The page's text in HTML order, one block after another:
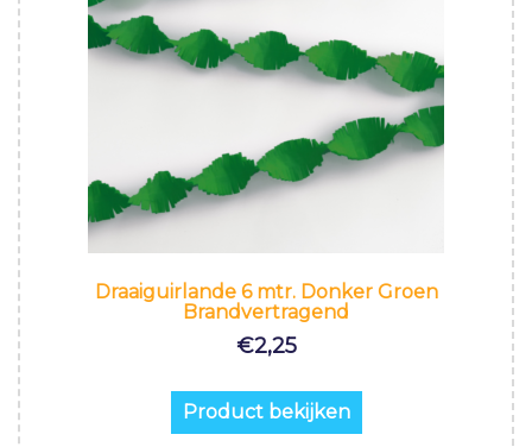
Draaiguirlande 6 mtr. Donker Groen
Brandvertragend
€2,25
Product bekijken